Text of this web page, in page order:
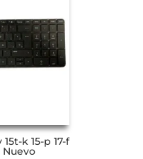
k 15-p 17-f
Nuevo